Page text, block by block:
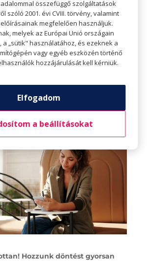
tennivalóink közben nem
egy percre” a közösségi
Amíg dolgunk van, azzal
A csak egy percek ugyanis sok
össze, ha ezeket sikerül
Hozzunk döntést gyorsan
összefüggő szolgáltatások
szóló 2001. évi CVIII. törvény, valamint
megfelelően használjuk.
melyek az Európai Unió országain
a „sütik" használatához, és ezeknek a
vagy egyéb eszközén történő
hozzájárulását kell kérniük.
Elfogadom
a beállításokat